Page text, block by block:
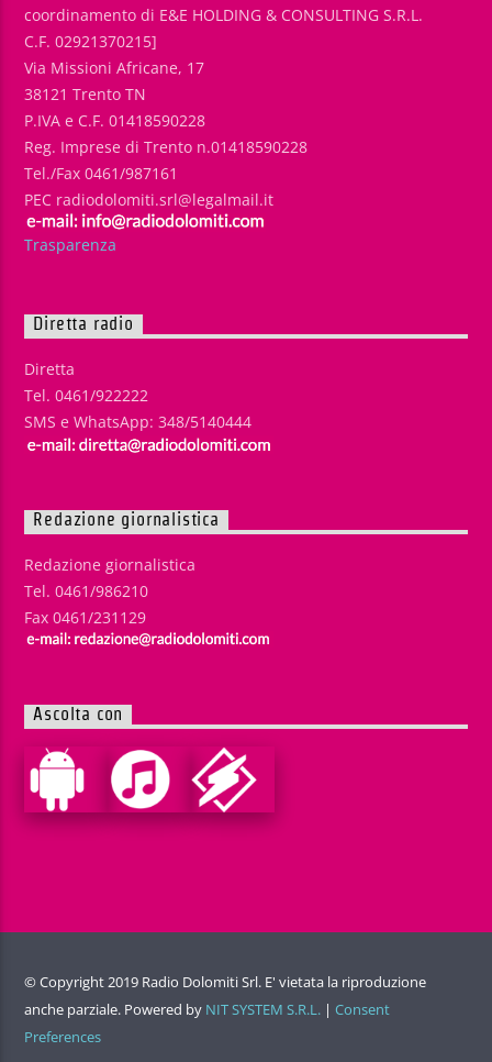
coordinamento di E&E HOLDING & CONSULTING S.R.L.
C.F. 02921370215]
Via Missioni Africane, 17
38121 Trento TN
P.IVA e C.F. 01418590228
Reg. Imprese di Trento n.01418590228
Tel./Fax 0461/987161
PEC radiodolomiti.srl@legalmail.it
Trasparenza
Diretta radio
Diretta
Tel. 0461/922222
SMS e WhatsApp: 348/5140444
Redazione giornalistica
Redazione giornalistica
Tel. 0461/986210
Fax 0461/231129
Ascolta con
© Copyright 2019 Radio Dolomiti Srl. E' vietata la riproduzione
anche parziale. Powered by NIT SYSTEM S.R.L. | Consent
Preferences